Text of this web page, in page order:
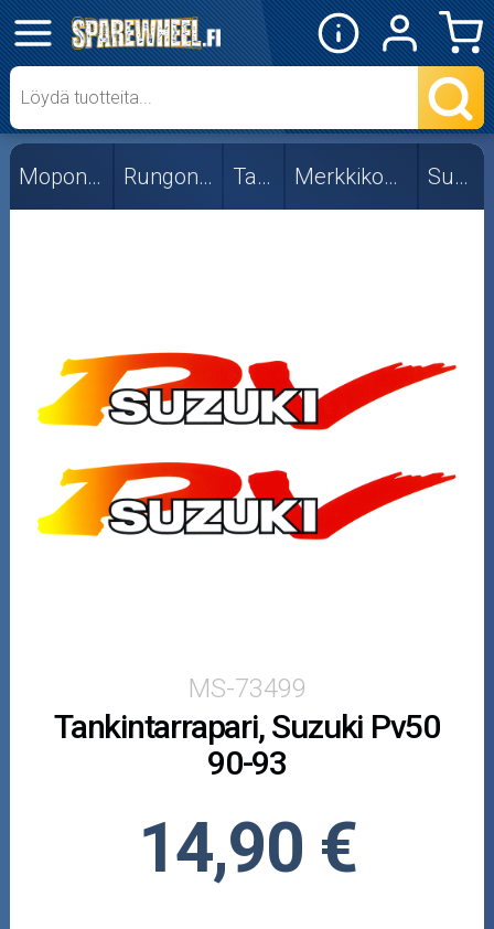
✕
Mopon osat
Aprilia
Honda
Yamaha
Crossipyörän osat
Mönkijän osat
Puutarha ja metsä
Ajovarusteet
Mopon osat Rungon osat Tarrat Merkkikohtaiset Suzuki
MS-73499
Tankintarrapari, Suzuki Pv50
90-93
14,90 €